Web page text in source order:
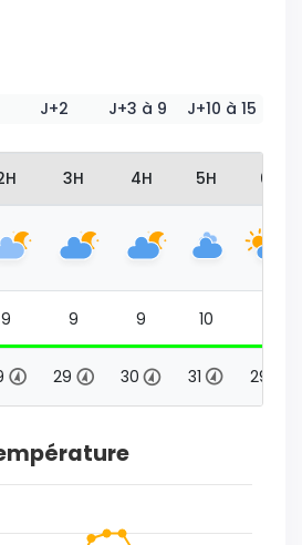
J+2 J+3 à 9 J+10 à 15
3H 4H 5H 6H
9 9 9 10
29 30 31 29